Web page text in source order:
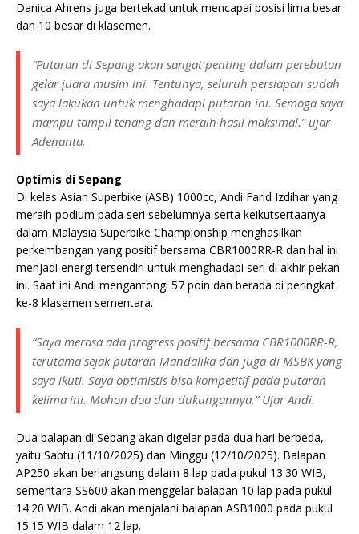
Danica Ahrens juga bertekad untuk mencapai posisi lima besar
dan 10 besar di klasemen.
“Putaran di Sepang akan sangat penting dalam perebutan
gelar juara musim ini. Tentunya, seluruh persiapan sudah
saya lakukan untuk menghadapi putaran ini. Semoga saya
mampu tampil tenang dan meraih hasil maksimal.” ujar
Adenanta.
Optimis di Sepang
Di kelas Asian Superbike (ASB) 1000cc, Andi Farid Izdihar yang
meraih podium pada seri sebelumnya serta keikutsertaanya
dalam Malaysia Superbike Championship menghasilkan
perkembangan yang positif bersama CBR1000RR-R dan hal ini
menjadi energi tersendiri untuk menghadapi seri di akhir pekan
ini. Saat ini Andi mengantongi 57 poin dan berada di peringkat
ke-8 klasemen sementara.
“Saya merasa ada progress positif bersama CBR1000RR-R,
terutama sejak putaran Mandalika dan juga di MSBK yang
saya ikuti. Saya optimistis bisa kompetitif pada putaran
kelima ini. Mohon doa dan dukungannya.” Ujar Andi.
Dua balapan di Sepang akan digelar pada dua hari berbeda,
yaitu Sabtu (11/10/2025) dan Minggu (12/10/2025). Balapan
AP250 akan berlangsung dalam 8 lap pada pukul 13:30 WIB,
sementara SS600 akan menggelar balapan 10 lap pada pukul
14:20 WIB. Andi akan menjalani balapan ASB1000 pada pukul
15:15 WIB dalam 12 lap.